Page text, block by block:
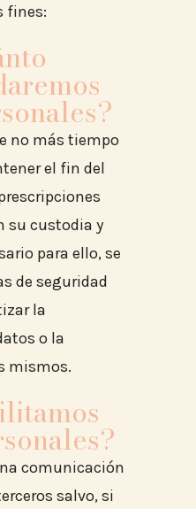
fines:
no más tiempo
el fin del
su custodia y
para ello, se
de seguridad
la
o la
mismos.
comunicación
salvo, si